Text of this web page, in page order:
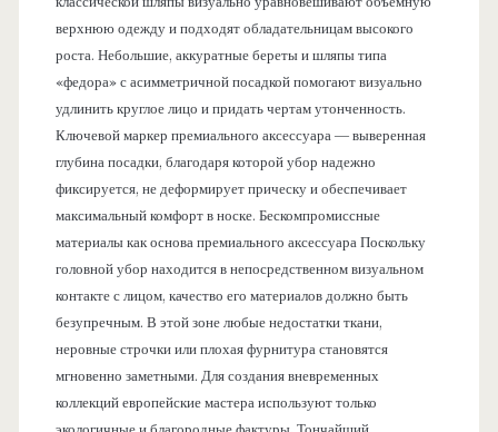
верхнюю одежду и подходят обладательницам высокого
роста. Небольшие, аккуратные береты и шляпы типа
«федора» с асимметричной посадкой помогают визуально
удлинить круглое лицо и придать чертам утонченность.
Ключевой маркер премиального аксессуара — выверенная
глубина посадки, благодаря которой убор надежно
фиксируется, не деформирует прическу и обеспечивает
максимальный комфорт в носке. Бескомпромиссные
материалы как основа премиального аксессуара Поскольку
головной убор находится в непосредственном визуальном
контакте с лицом, качество его материалов должно быть
безупречным. В этой зоне любые недостатки ткани,
неровные строчки или плохая фурнитура становятся
мгновенно заметными. Для создания вневременных
коллекций европейские мастера используют только